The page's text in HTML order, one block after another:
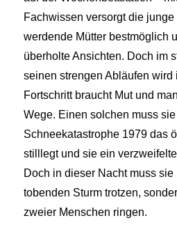
Fachwissen versorgt die
werdende Mütter bestmöglich
überholte Ansichten. Doch im
seinen strengen Abläufen wird
Fortschritt braucht Mut und
Wege. Einen solchen muss
Schneekatastrophe 1979 das
stilllegt und sie ein
Doch in dieser Nacht muss sie
tobenden Sturm trotzen,
zweier Menschen ringen.